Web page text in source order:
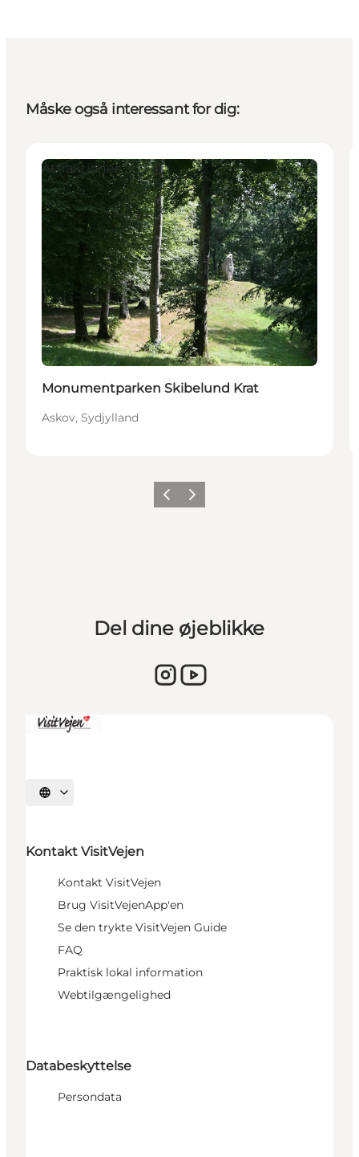
Måske også interessant for dig:
Attraktioner
Monumentparken Skibelund Krat
Askov, Sydjylland
Forrige billede
Næste billede
Del dine øjeblikke
Vælg sprog
Kontakt VisitVejen
Kontakt VisitVejen
Brug VisitVejenApp'en
Se den trykte VisitVejen Guide
FAQ
Praktisk lokal information
Webtilgængelighed
Databeskyttelse
Persondata